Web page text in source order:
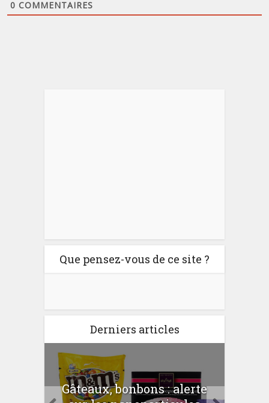
0 COMMENTAIRES
Que pensez-vous de ce site ?
Derniers articles
Gâteaux, bonbons : alerte